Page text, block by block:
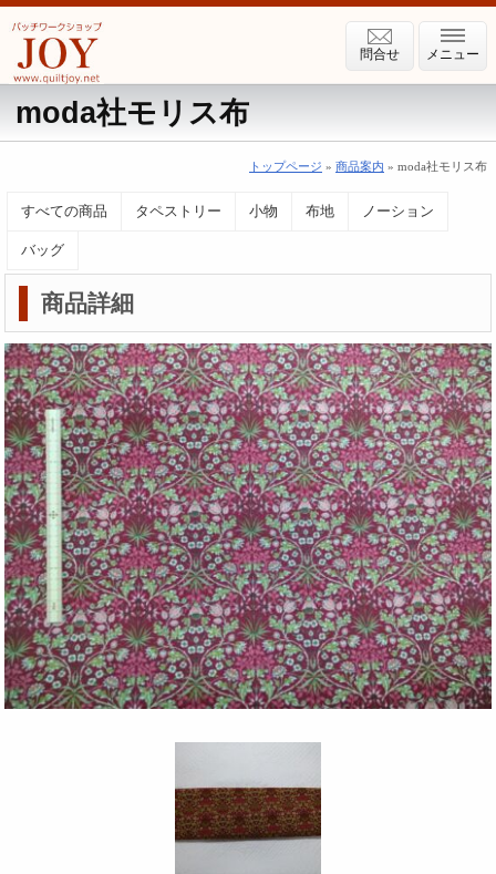
メニュー
問合せ
moda社モリス布
トップページ » 商品案内 » moda社モリス布
すべての商品 タペストリー 小物 布地 ノーション
バッグ
商品詳細